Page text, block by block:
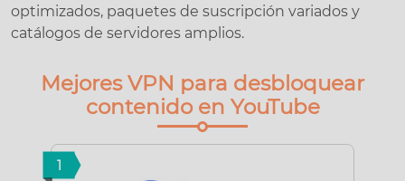
optimizados, paquetes de suscripción variados y
catálogos de servidores amplios.
Mejores VPN para desbloquear
contenido en YouTube
1